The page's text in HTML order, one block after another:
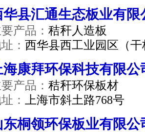
华县汇通生态板业有限
产品： 秸秆人造板
： 西华县西工业园区（
海康拜环保科技有限公
产品： 秸秆环保板材
：
上海市斜土路768号
东桐领环保板业有限公